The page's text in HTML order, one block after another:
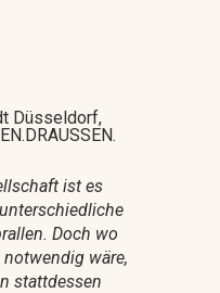
Düsseldorf,
ist es
Doch wo
wäre,
stattdessen